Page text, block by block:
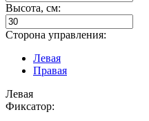
Высота, см:
Сторона управления:
Левая
Правая
Левая
Фиксатор: